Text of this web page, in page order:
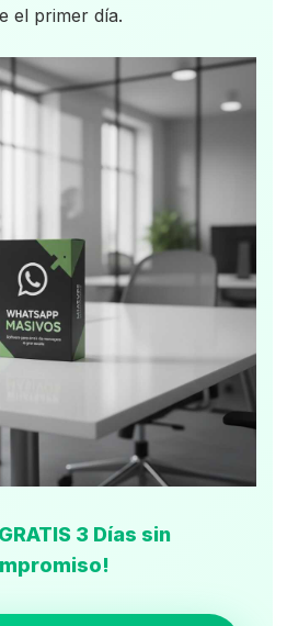
el primer día.
3 Días sin